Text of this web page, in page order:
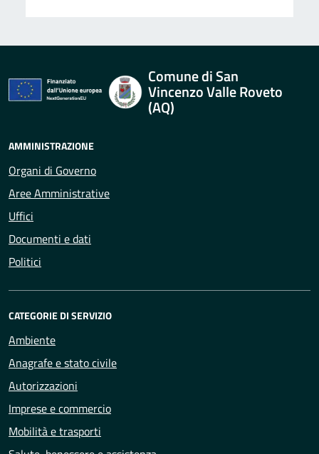
Comune di San
Vincenzo Valle Roveto
(AQ)
AMMINISTRAZIONE
Organi di Governo
Aree Amministrative
Uffici
Documenti e dati
Politici
CATEGORIE DI SERVIZIO
Ambiente
Anagrafe e stato civile
Autorizzazioni
Imprese e commercio
Mobilità e trasporti